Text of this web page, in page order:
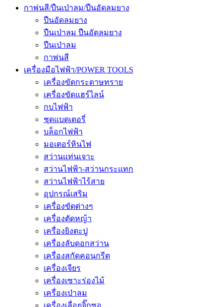
กาพ่นสี/ปืนเป่าลม/ปืนอัดลมยาง
ปืนอัดลมยาง
ปืนเป่าลม ปืนอัดลมยาง
ปืนเป่าลม
กาพ่นสี
เครื่องมือไฟฟ้า/POWER TOOLS
เครื่องขัดกระดาษทราย
เครื่องขัดแฮร์ไลน์
กบไฟฟ้า
ชุดแบตเตอรี่
บล็อกไฟฟ้า
มอเตอร์หินไฟ
สว่านแท่นเจาะ
สว่านไฟฟ้า-สว่านกระแทก
สว่านไฟฟ้าไร้สาย
อุปกรณ์เสริม
เครื่องขัดต่างๆ
เครื่องตัดหญ้า
เครื่องยิงตะปู
เครื่องลับดอกสว่าน
เครื่องสกัดคอนกรีต
เครื่องเจียร
เครื่องเซาะร่องไม้
เครื่องเป่าลม
เครื่องเลื่อยจิ๊กซอ